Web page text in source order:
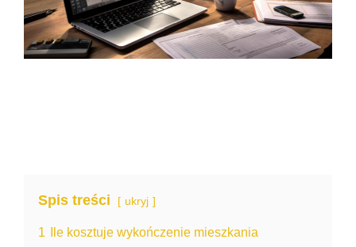
Spis treści ukryj
1 Ile kosztuje wykończenie mieszkania